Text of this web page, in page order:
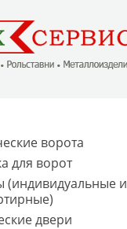
ворота
для ворот
и
двери